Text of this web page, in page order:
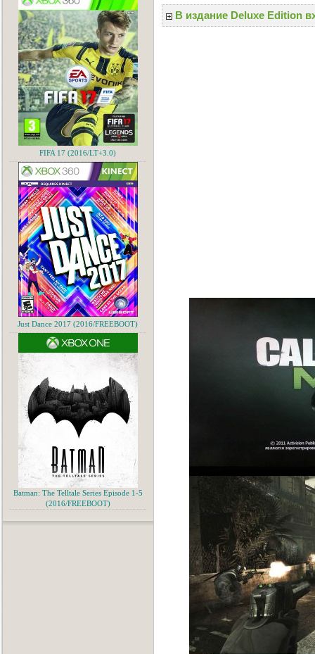
В издание Deluxe Edition
FIFA 17 (2016/LT+3.0)
Just Dance 2017 (2016/FREEBOOT)
Batman: The Telltale Series Episode 1-5
(2016/FREEBOOT)